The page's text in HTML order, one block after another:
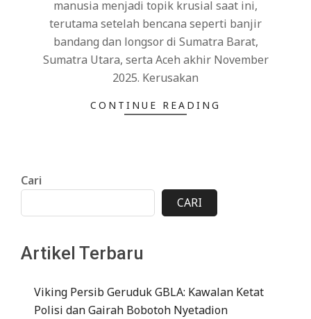
manusia menjadi topik krusial saat ini,
terutama setelah bencana seperti banjir
bandang dan longsor di Sumatra Barat,
Sumatra Utara, serta Aceh akhir November
2025. Kerusakan
CONTINUE READING
Cari
CARI
Artikel Terbaru
Viking Persib Geruduk GBLA: Kawalan Ketat
Polisi dan Gairah Bobotoh Nyetadion